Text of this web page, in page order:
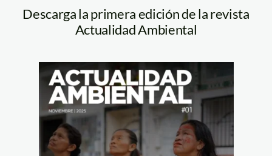
Descarga la primera edición de la revista
Actualidad Ambiental